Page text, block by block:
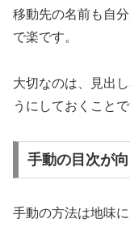
移動先の名前も自
で楽です。
大切なのは、見出
うにしておくことで
手動の目次が
手動の方法は地味